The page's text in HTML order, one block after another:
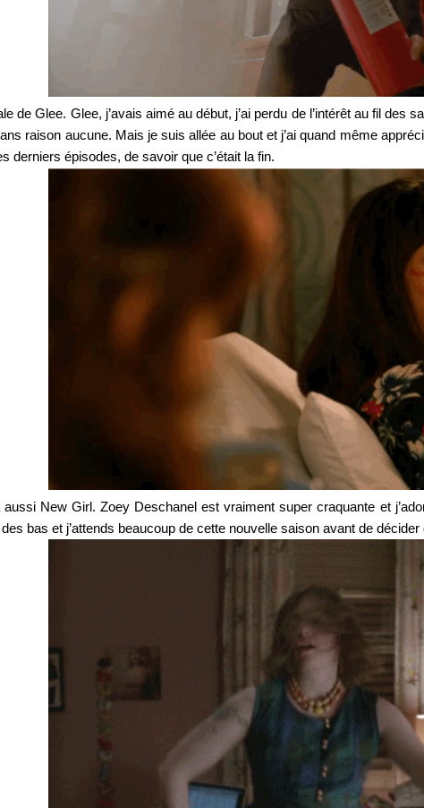
de Glee. Glee, j’avais aimé au début, j’ai perdu de l’intérêt au fil des
raison aucune. Mais je suis allée au bout et j’ai quand même
derniers épisodes, de savoir que c’était la fin.
New Girl. Zoey Deschanel est vraiment super craquante et
bas et j’attends beaucoup de cette nouvelle saison avant de décider